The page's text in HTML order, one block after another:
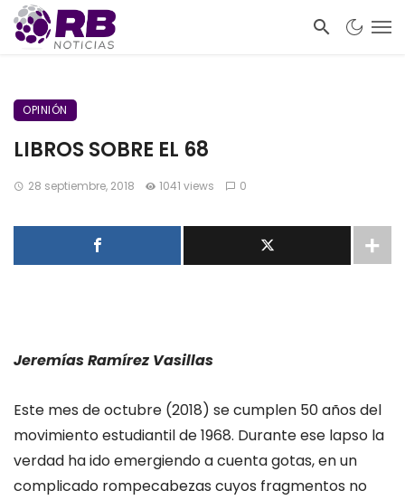
OPINIÓN
LIBROS SOBRE EL 68
28 septiembre, 2018 1041 views 0
Jeremías Ramírez Vasillas
Este mes de octubre (2018) se cumplen 50 años del
movimiento estudiantil de 1968. Durante ese lapso la
verdad ha ido emergiendo a cuenta gotas, en un
complicado rompecabezas cuyos fragmentos no